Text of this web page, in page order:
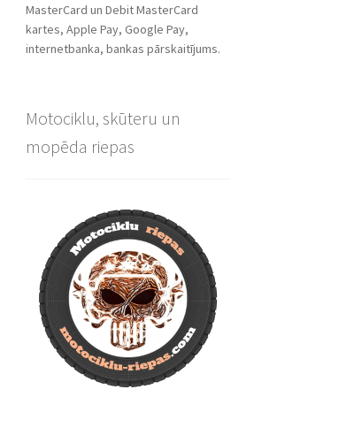
MasterCard un Debit MasterCard
kartes, Apple Pay, Google Pay,
internetbanka, bankas pārskaitījums.
Motociklu, skūteru un
mopēda riepas